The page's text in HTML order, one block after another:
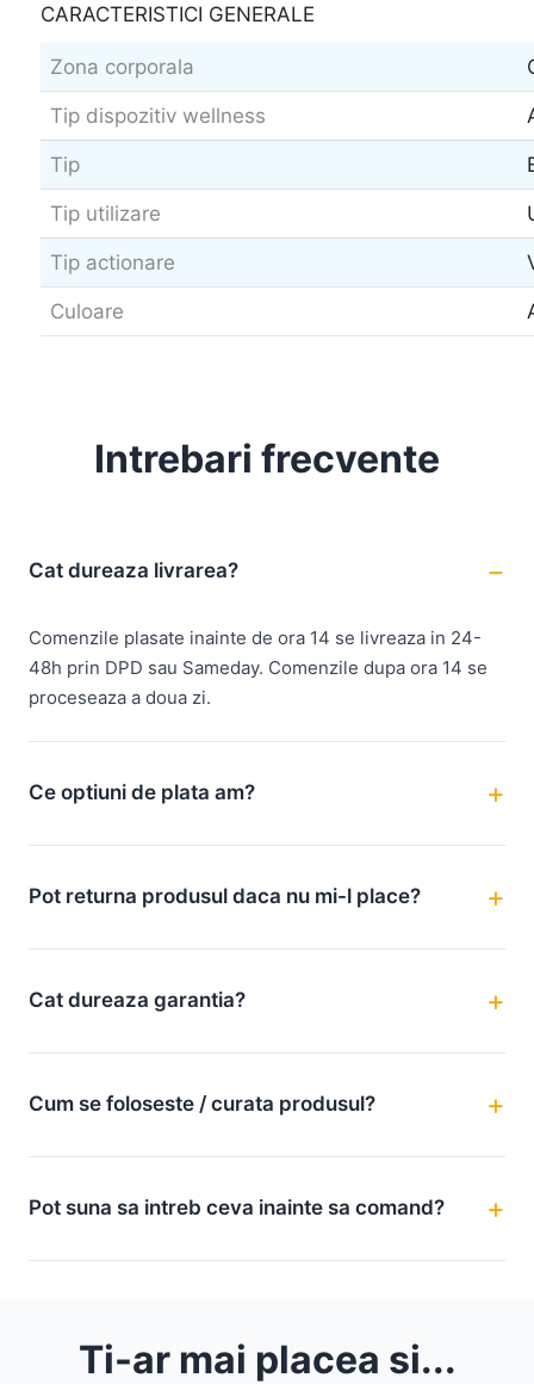
CARACTERISTICI GENERALE
Zona corporala
Tip dispozitiv wellness
Tip
Tip utilizare
Tip actionare
Culoare
Intrebari frecvente
Cat dureaza livrarea?
Comenzile plasate inainte de ora 14 se livreaza in 24-
48h prin DPD sau Sameday. Comenzile dupa ora 14 se
proceseaza a doua zi.
Ce optiuni de plata am?
Pot returna produsul daca nu mi-l place?
Cat dureaza garantia?
Cum se foloseste / curata produsul?
Pot suna sa intreb ceva inainte sa comand?
Ti-ar mai placea si...